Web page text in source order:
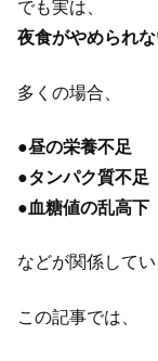
でも実は、
夜食がやめられ
多くの場合、
●昼の栄養不足
●タンパク質不足
●血糖値の乱高下
などが関係してい
この記事では、